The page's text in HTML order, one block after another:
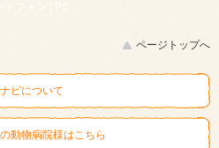
トフォン | PC
ページトップへ
ビについて
動物病院様はこちら